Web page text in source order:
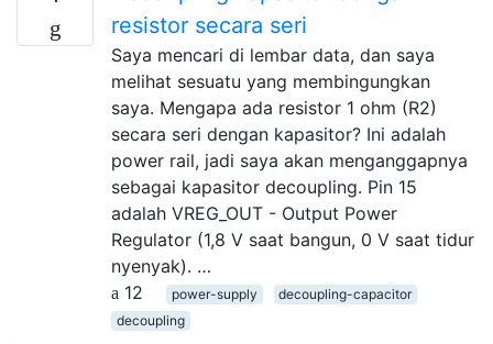
resistor secara seri
Saya mencari di lembar data, dan saya
melihat sesuatu yang membingungkan
saya. Mengapa ada resistor 1 ohm (R2)
secara seri dengan kapasitor? Ini adalah
power rail, jadi saya akan menganggapnya
sebagai kapasitor decoupling. Pin 15
adalah VREG_OUT - Output Power
Regulator (1,8 V saat bangun, 0 V saat tidur
nyenyak). …
12
power-supply
decoupling-capacitor
decoupling